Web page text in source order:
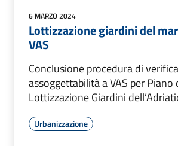
6 MARZO 2024
Lottizzazione giardini del
VAS
Conclusione procedura di
assoggettabilità a VAS per Piano
Lottizzazione Giardini
Urbanizzazione